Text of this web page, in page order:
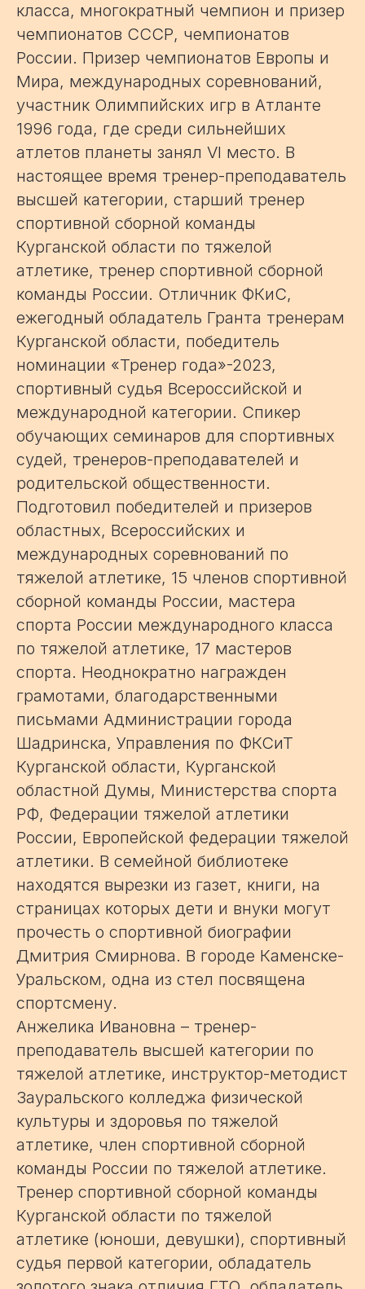
класса, многократный чемпион и призер
чемпионатов СССР, чемпионатов
России. Призер чемпионатов Европы и
Мира, международных соревнований,
участник Олимпийских игр в Атланте
1996 года, где среди сильнейших
атлетов планеты занял VI место. В
настоящее время тренер-преподаватель
высшей категории, старший тренер
спортивной сборной команды
Курганской области по тяжелой
атлетике, тренер спортивной сборной
команды России. Отличник ФКиС,
ежегодный обладатель Гранта тренерам
Курганской области, победитель
номинации «Тренер года»-2023,
спортивный судья Всероссийской и
международной категории. Спикер
обучающих семинаров для спортивных
судей, тренеров-преподавателей и
родительской общественности.
Подготовил победителей и призеров
областных, Всероссийских и
международных соревнований по
тяжелой атлетике, 15 членов спортивной
сборной команды России, мастера
спорта России международного класса
по тяжелой атлетике, 17 мастеров
спорта. Неоднократно награжден
грамотами, благодарственными
письмами Администрации города
Шадринска, Управления по ФКСиТ
Курганской области, Курганской
областной Думы, Министерства спорта
РФ, Федерации тяжелой атлетики
России, Европейской федерации тяжелой
атлетики. В семейной библиотеке
находятся вырезки из газет, книги, на
страницах которых дети и внуки могут
прочесть о спортивной биографии
Дмитрия Смирнова. В городе Каменске-
Уральском, одна из стел посвящена
спортсмену.
Анжелика Ивановна – тренер-
преподаватель высшей категории по
тяжелой атлетике, инструктор-методист
Зауральского колледжа физической
культуры и здоровья по тяжелой
атлетике, член спортивной сборной
команды России по тяжелой атлетике.
Тренер спортивной сборной команды
Курганской области по тяжелой
атлетике (юноши, девушки), спортивный
судья первой категории, обладатель